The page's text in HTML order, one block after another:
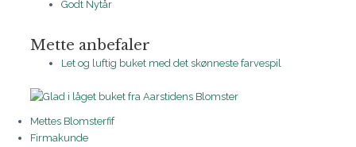
Godt Nytår
Mette anbefaler
Let og luftig buket med det skønneste farvespil
Mettes Blomsterfif
Firmakunde